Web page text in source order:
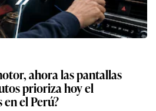
ahora las pantallas
prioriza hoy el
el Perú?